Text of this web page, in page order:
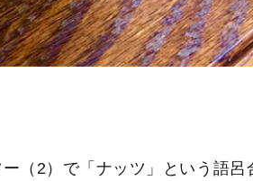
（2）で「ナッツ」という語呂